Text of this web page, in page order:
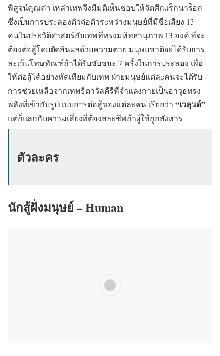
พิสูจน์คุณค่า เหล่าเทพจึงมีมติเห็นชอบให้จัดศึกแร็กนาร็อก
ซึ่งเป็นการประลองตัวต่อตัวระหว่างมนุษย์ที่มีชื่อเสียง 13
คนในประวัติศาสตร์กับเทพที่ทรงมหิทธานุภาพ 13 องค์ ที่จะ
ต้องต่อสู้โดยตัดสินผลด้วยความตาย มนุษยชาติจะได้รับการ
ละเว้นโทษทัณฑ์ถ้าได้รับชัยชนะ 7 ครั้งในการประลอง เพื่อ
ให้ต่อสู้ได้อย่างทัดเทียมกับเทพ ฝ่ายมนุษย์แต่ละคนจะได้รับ
การช่วยเหลือจากเทพธิดาวัลคีรีที่จำแลงกายเป็นอาวุธทรง
พลังที่เข้ากับรูปแบบการต่อสู้ของแต่ละคน เรียกว่า “เวลุนด์”
แต่ก็แลกกับความเสี่ยงที่ต้องสละชีพถ้าผู้ใช้ถูกสังหาร
ตัวละคร
นักสู้ฝั่งมนุษย์ – Human